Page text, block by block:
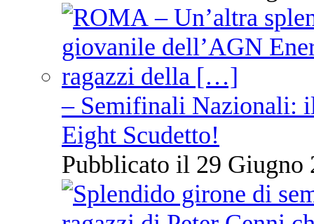
– Semifinali Nazionali:
Eight Scudetto!
Pubblicato il 29 Giugno